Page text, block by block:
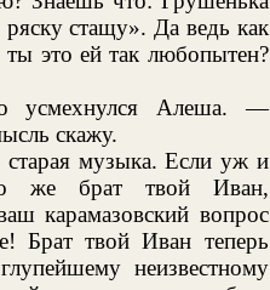
стащу». Да ведь как
это ей так любопытен?
усмехнулся Алеша. —
скажу.
старая музыка. Если уж и
же брат твой Иван,
карамазовский вопрос
Брат твой Иван теперь
неизвестному